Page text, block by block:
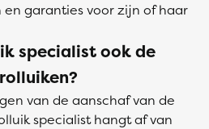
garanties voor zijn of haar
specialist ook de
van de aanschaf van de
specialist hangt af van